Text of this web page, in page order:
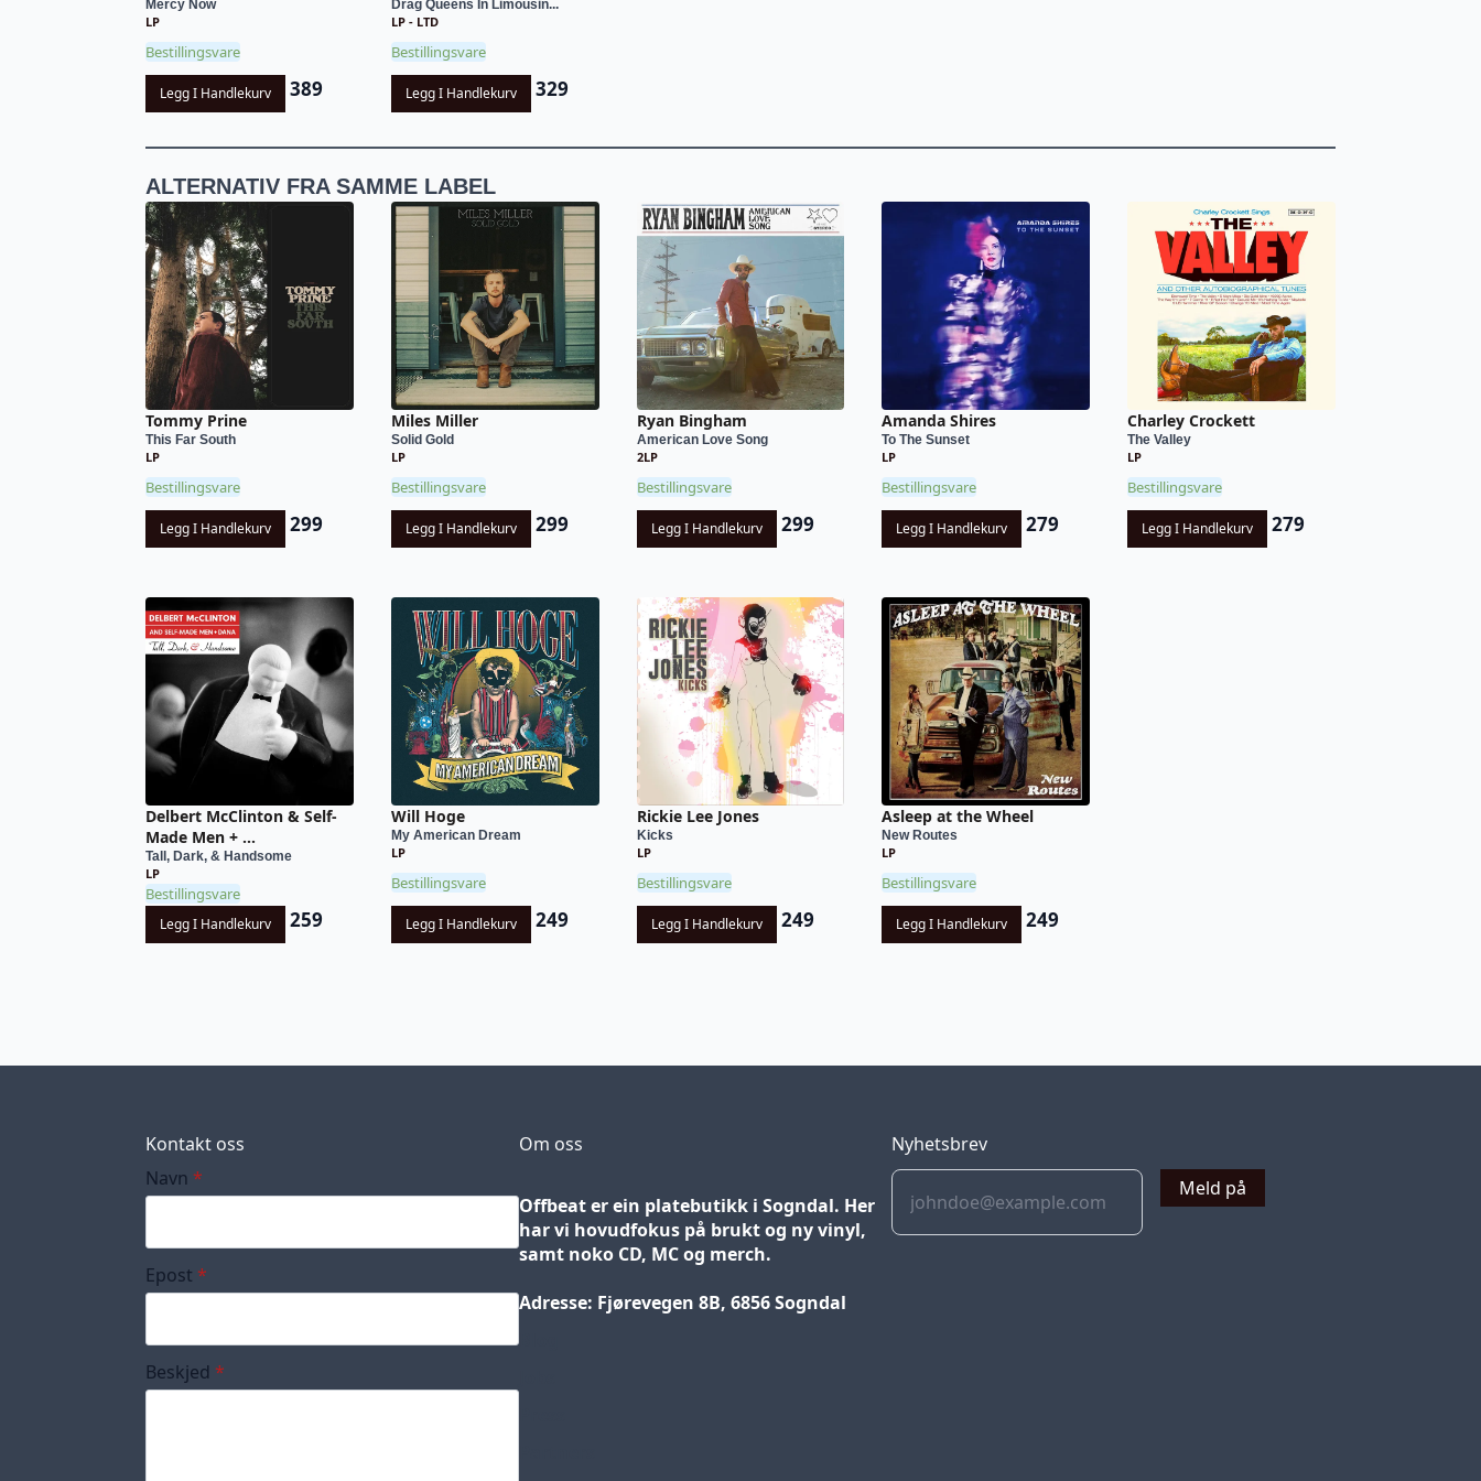
Mercy Now
LP
Bestillingsvare
Legg I Handlekurv 389
Drag Queens In Limousin...
LP - LTD
Bestillingsvare
Legg I Handlekurv 329
ALTERNATIV FRA SAMME LABEL
Tommy Prine
This Far South
LP
Bestillingsvare
Legg I Handlekurv 299
Miles Miller
Solid Gold
LP
Bestillingsvare
Legg I Handlekurv 299
Ryan Bingham
American Love Song
2LP
Bestillingsvare
Legg I Handlekurv 299
Amanda Shires
To The Sunset
LP
Bestillingsvare
Legg I Handlekurv 279
Charley Crockett
The Valley
LP
Bestillingsvare
Legg I Handlekurv 279
Delbert McClinton & Self-
Made Men + ...
Tall, Dark, & Handsome
LP
Bestillingsvare
Legg I Handlekurv 259
Will Hoge
My American Dream
LP
Bestillingsvare
Legg I Handlekurv 249
Rickie Lee Jones
Kicks
LP
Bestillingsvare
Legg I Handlekurv 249
Asleep at the Wheel
New Routes
LP
Bestillingsvare
Legg I Handlekurv 249
Kontakt oss
Navn *
Epost *
Beskjed *
Om oss
Offbeat er ein platebutikk i Sogndal. Her
har vi hovudfokus på brukt og ny vinyl,
samt noko CD, MC og merch.
Adresse: Fjørevegen 8B, 6856 Sogndal
Blog
Nyhetsbrev
Meld på